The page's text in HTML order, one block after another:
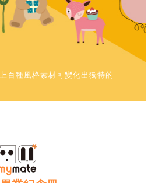
百種風格素材可變化出獨特的